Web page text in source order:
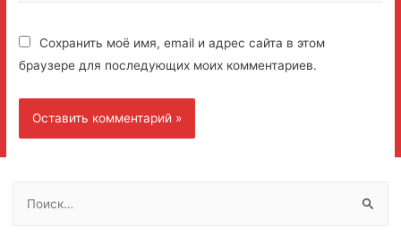
Сохранить моё имя, email и адрес сайта в этом
браузере для последующих моих комментариев.